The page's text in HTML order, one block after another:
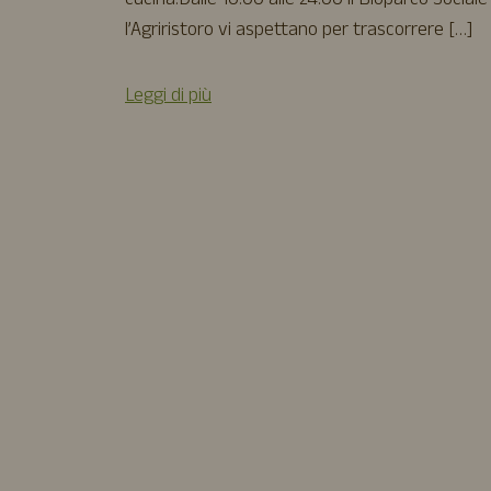
l’Agriristoro vi aspettano per trascorrere […]
Leggi di più